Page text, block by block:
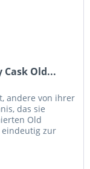
Old...
andere von ihrer
das sie
Old
eindeutig zur